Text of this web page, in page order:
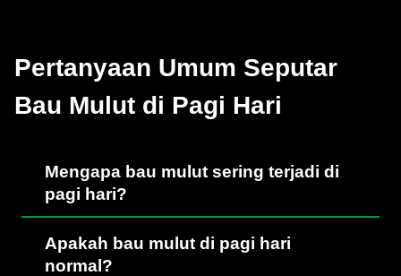
Pertanyaan Umum Seputar
Bau Mulut di Pagi Hari
Mengapa bau mulut sering terjadi di
pagi hari?
Apakah bau mulut di pagi hari
normal?